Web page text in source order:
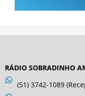
RÁDIO SOBRADINHO
(51) 3742-1089